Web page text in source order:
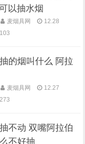
以抽水烟
麦烟具网
12.28
103
的烟叫什么 阿拉
麦烟具网
12.27
273
不动 双嘴阿拉伯
不好抽